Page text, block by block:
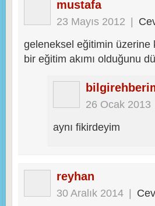
mustafa
23 Mayıs 2012 |
geleneksel eğitimin
bir eğitim akımı olduğunu
26 Ocak 2013
aynı fikirdeyim
reyhan
30 Aralık 2014 |